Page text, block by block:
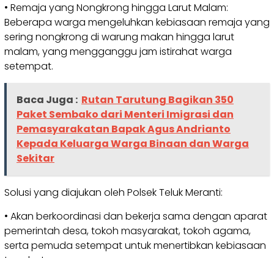
• Remaja yang Nongkrong hingga Larut Malam:
Beberapa warga mengeluhkan kebiasaan remaja yang
sering nongkrong di warung makan hingga larut
malam, yang mengganggu jam istirahat warga
setempat.
Baca Juga : Rutan Tarutung Bagikan 350
Paket Sembako dari Menteri Imigrasi dan
Pemasyarakatan Bapak Agus Andrianto
Kepada Keluarga Warga Binaan dan Warga
Sekitar
Solusi yang diajukan oleh Polsek Teluk Meranti:
• Akan berkoordinasi dan bekerja sama dengan aparat
pemerintah desa, tokoh masyarakat, tokoh agama,
serta pemuda setempat untuk menertibkan kebiasaan